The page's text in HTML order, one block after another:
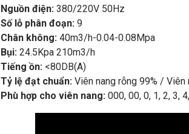
Nguồn điện: 380/220V 50Hz
Số lỗ phân đoạn: 9
Chân không: 40m3/h-0.04-0.08Mpa
Bụi: 24.5Kpa 210m3/h
Tiếng ồn: <80DB(A)
Tỷ lệ đạt chuẩn: Viên nang rỗng 99% / Viên
Phù hợp cho viên nang: 000, 00, 0, 1, 2, 3,